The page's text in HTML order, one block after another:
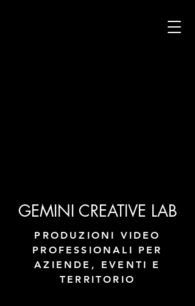
GEMINI CREATIVE LAB
PRODUZIONI VIDEO
PROFESSIONALI PER
AZIENDE, EVENTI E
TERRITORIO